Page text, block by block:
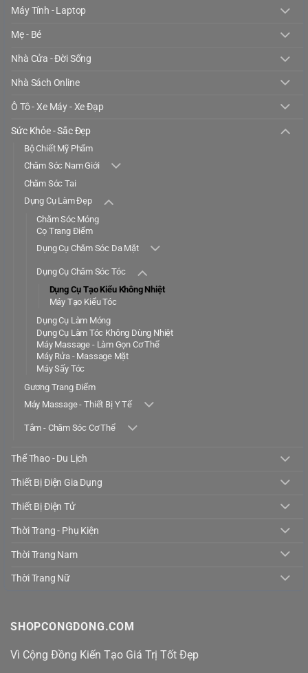
Máy Tính - Laptop
Mẹ - Bé
Nhà Cửa - Đời Sống
Nhà Sách Online
Ô Tô - Xe Máy - Xe Đạp
Sức Khỏe - Sắc Đẹp
Bộ Chiết Mỹ Phẩm
Chăm Sóc Nam Giới
Chăm Sóc Tai
Dụng Cụ Làm Đẹp
Chăm Sóc Móng
Cọ Trang Điểm
Dụng Cụ Chăm Sóc Da Mặt
Dụng Cụ Chăm Sóc Tóc
Dụng Cụ Tạo Kiểu Không Nhiệt
Máy Tạo Kiểu Tóc
Dụng Cụ Làm Móng
Dụng Cụ Làm Tóc Không Dùng Nhiệt
Máy Massage - Làm Gọn Cơ Thể
Máy Rửa - Massage Mặt
Máy Sấy Tóc
Gương Trang Điểm
Máy Massage - Thiết Bị Y Tế
Tắm - Chăm Sóc Cơ Thể
Thể Thao - Du Lịch
Thiết Bị Điện Gia Dụng
Thiết Bị Điện Tử
Thời Trang - Phụ Kiện
Thời Trang Nam
Thời Trang Nữ
SHOPCONGDONG.COM
Vì Cộng Đồng Kiến Tạo Giá Trị Tốt Đẹp